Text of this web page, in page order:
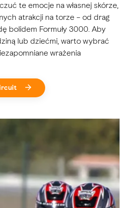
te emocje na własnej skórze,
atrakcji na torze – od drag
bolidem Formuły 3000. Aby
lub dziećmi, warto wybrać
wrażenia